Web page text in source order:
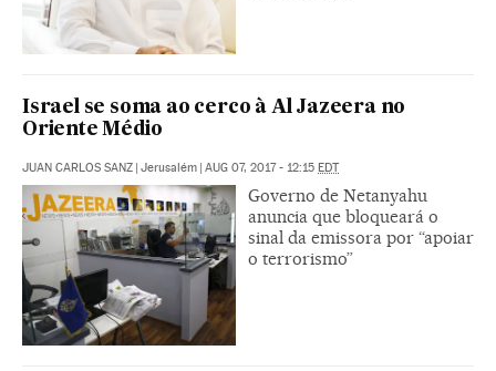
Israel se soma ao cerco à Al Jazeera no
Oriente Médio
JUAN CARLOS SANZ | Jerusalém | AUG 07, 2017 - 12:15 EDT
Governo de Netanyahu
anuncia que bloqueará o
sinal da emissora por “apoiar
o terrorismo”